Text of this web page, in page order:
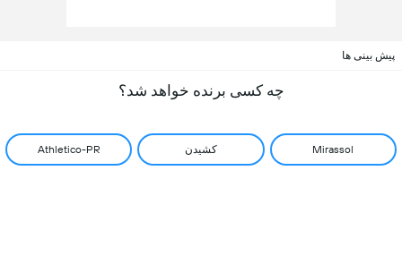
پیش بینی ها
چه کسی برنده خواهد شد؟
Mirassol کشیدن Athletico-PR